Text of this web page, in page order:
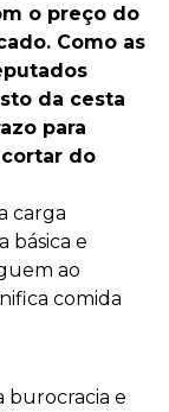
o preço do
Como as
da cesta
para
do
carga
básica e
ao
comida
burocracia e